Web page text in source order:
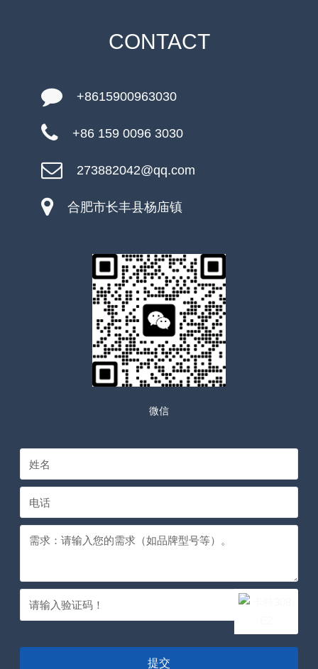
CONTACT
+8615900963030
+86 159 0096 3030
273882042@qq.com
合肥市长丰县杨庙镇
微信
提交